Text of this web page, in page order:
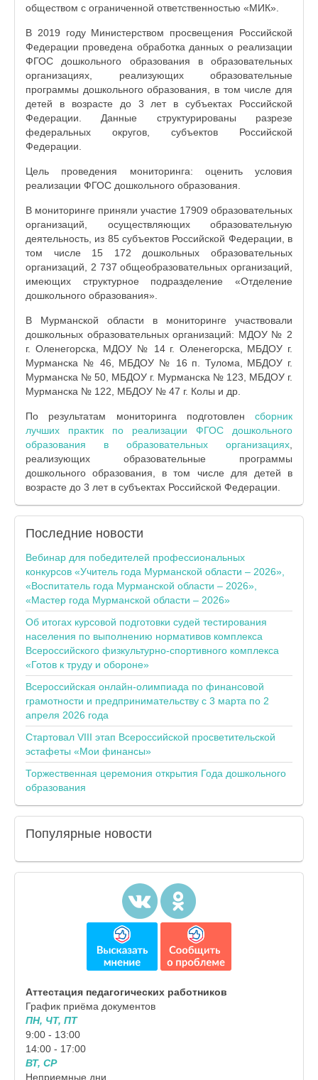
обществом с ограниченной ответственностью «МИК».
В 2019 году Министерством просвещения Российской
Федерации проведена обработка данных о реализации
ФГОС дошкольного образования в образовательных
организациях, реализующих образовательные
программы дошкольного образования, в том числе для
детей в возрасте до 3 лет в субъектах Российской
Федерации. Данные структурированы разрезе
федеральных округов, субъектов Российской
Федерации.
Цель проведения мониторинга: оценить условия
реализации ФГОС дошкольного образования.
В мониторинге приняли участие 17909 образовательных
организаций, осуществляющих образовательную
деятельность, из 85 субъектов Российской Федерации, в
том числе 15 172 дошкольных образовательных
организаций, 2 737 общеобразовательных организаций,
имеющих структурное подразделение «Отделение
дошкольного образования».
В Мурманской области в мониторинге участвовали
дошкольных образовательных организаций: МДОУ № 2
г. Оленегорска, МДОУ № 14 г. Оленегорска, МБДОУ г.
Мурманска № 46, МБДОУ № 16 п. Тулома, МБДОУ г.
Мурманска № 50, МБДОУ г. Мурманска № 123, МБДОУ г.
Мурманска № 122, МБДОУ № 47 г. Колы и др.
По результатам мониторинга подготовлен сборник
лучших практик по реализации ФГОС дошкольного
образования в образовательных организациях
реализующих образовательные программы
дошкольного образования, в том числе для детей в
возрасте до 3 лет в субъектах Российской Федерации.
Последние новости
Вебинар для победителей профессиональных
конкурсов «Учитель года Мурманской области – 2026»,
«Воспитатель года Мурманской области – 2026»,
«Мастер года Мурманской области – 2026»
Об итогах курсовой подготовки судей тестирования
населения по выполнению нормативов комплекса
Всероссийского физкультурно-спортивного комплекса
«Готов к труду и обороне»
Всероссийская онлайн-олимпиада по финансовой
грамотности и предпринимательству с 3 марта по 2
апреля 2026 года
Стартовал VIII этап Всероссийской просветительской
эстафеты «Мои финансы»
Торжественная церемония открытия Года дошкольного
образования
Популярные новости
Аттестация педагогических работников
График приёма документов
ПН, ЧТ, ПТ
9:00 - 13:00
14:00 - 17:00
ВТ, СР
Неприемные дни